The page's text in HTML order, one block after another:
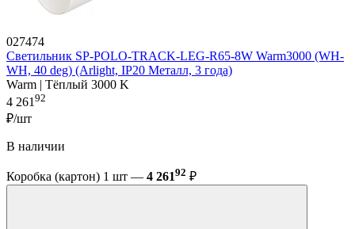
027474
Светильник SP-POLO-TRACK-LEG-R65-8W Warm3000 (WH-
WH, 40 deg) (Arlight, IP20 Металл, 3 года)
Warm | Тёплый 3000 K
4 261 92
₽/шт
В наличии
Коробка (картон) 1 шт — 4 26192 ₽